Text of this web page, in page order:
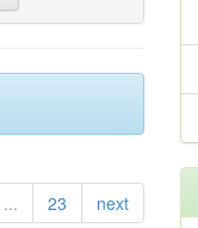
... 23 next